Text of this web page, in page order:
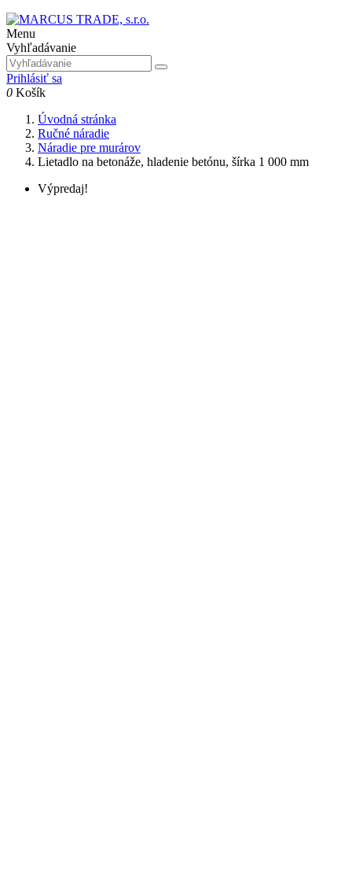
Menu
Vyhľadávanie
Prihlásiť sa
0 Košík
Úvodná stránka
Ručné náradie
Náradie pre murárov
Lietadlo na betonáže, hladenie betónu, šírka 1 000 mm
Výpredaj!